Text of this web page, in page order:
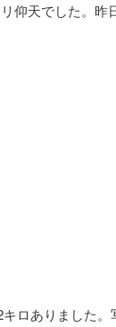
仰天でした。昨
ロありました。